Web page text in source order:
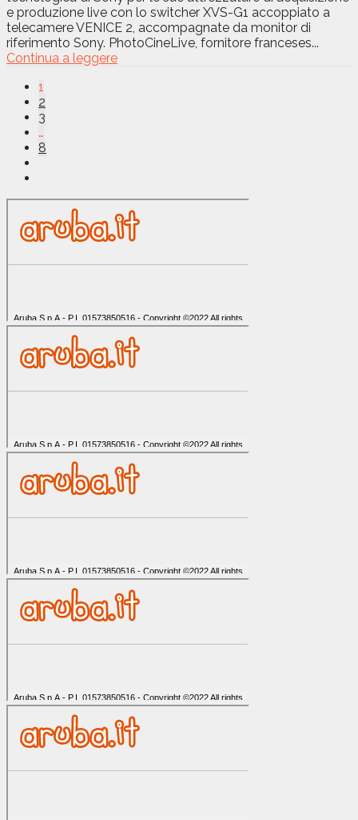
e produzione live con lo switcher XVS-G1 accoppiato a
telecamere VENICE 2, accompagnate da monitor di
riferimento Sony. PhotoCineLive, fornitore franceses...
Continua a leggere
1
2
3
…
8